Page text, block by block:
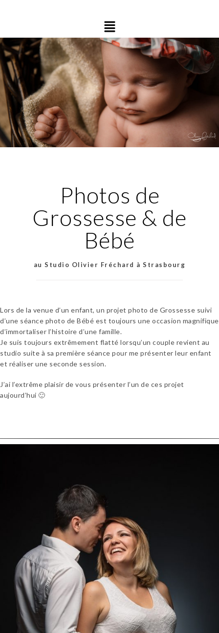
Photos de
Grossesse & de
Bébé
au Studio Olivier Fréchard à Strasbourg
Lors de la venue d’un enfant, un projet photo de Grossesse suivi
d’une séance photo de Bébé est toujours une occasion magnifique
d’immortaliser l’histoire d’une famille.
Je suis toujours extrêmement flatté lorsqu’un couple revient au
studio suite à sa première séance pour me présenter leur enfant
et réaliser une seconde session.
J’ai l’extrême plaisir de vous présenter l’un de ces projet
aujourd’hui 🙂